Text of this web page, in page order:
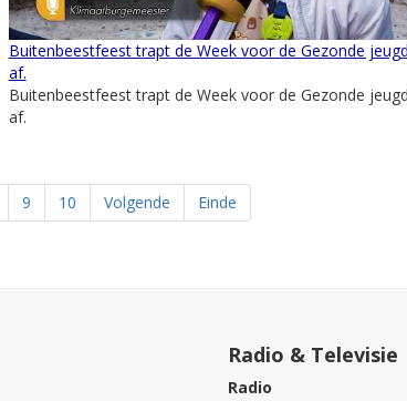
Buitenbeestfeest trapt de Week voor de Gezonde jeugd
af.
Buitenbeestfeest trapt de Week voor de Gezonde jeugd
af.
9 10 Volgende Einde
Radio & Televisie
Radio